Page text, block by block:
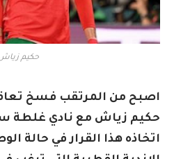
حكيم
اصبح من المرتقب فسخ
حكيم زياش مع نادي غلطة
اتخاذه هذا القرار في حالة